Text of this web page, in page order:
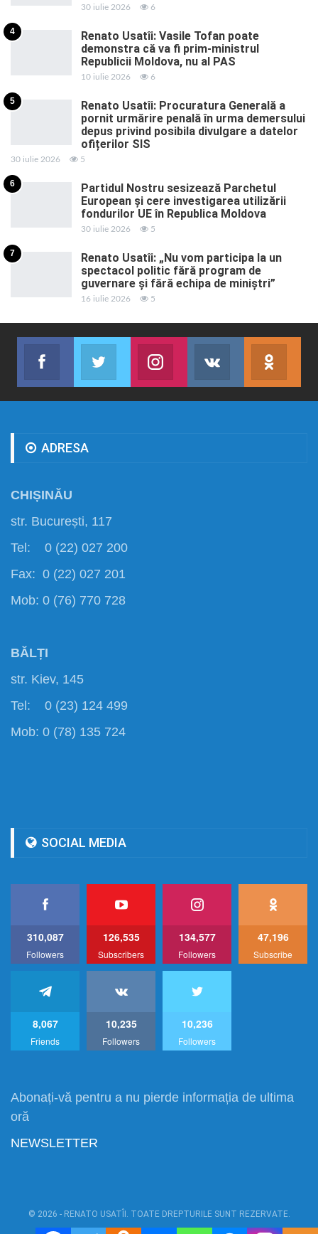
30 iulie 2026 6
4
Renato Usatîi: Vasile Tofan poate
demonstra că va fi prim-ministrul
Republicii Moldova, nu al PAS
10 iulie 2026 6
5
Renato Usatîi: Procuratura Generală a
pornit urmărire penală în urma demersului
depus privind posibila divulgare a datelor
ofițerilor SIS
30 iulie 2026 5
6
Partidul Nostru sesizează Parchetul
European și cere investigarea utilizării
fondurilor UE în Republica Moldova
30 iulie 2026 5
7
Renato Usatîi: „Nu vom participa la un
spectacol politic fără program de
guvernare și fără echipa de miniștri”
16 iulie 2026 5
Facebook
Abonează-te
Twitter
Join us on TwitterJoin us on Instagram
Abonează-te
ADRESA
CHIȘINĂU
str. București, 117
Tel: 0 (22) 027 200
Fax: 0 (22) 027 201
Mob: 0 (76) 770 728
BĂLȚI
str. Kiev, 145
Tel: 0 (23) 124 499
Mob: 0 (78) 135 724
SOCIAL MEDIA
310,087
Followers
126,535
Subscribers
134,577
Followers
47,196
Subscribe
8,067
Friends
10,235
Followers
10,236
Followers
Abonați-vă pentru a nu pierde informația de ultima
oră
NEWSLETTER
© 2026 - RENATO USATÎI. TOATE DREPTURILE SUNT REZERVATE.